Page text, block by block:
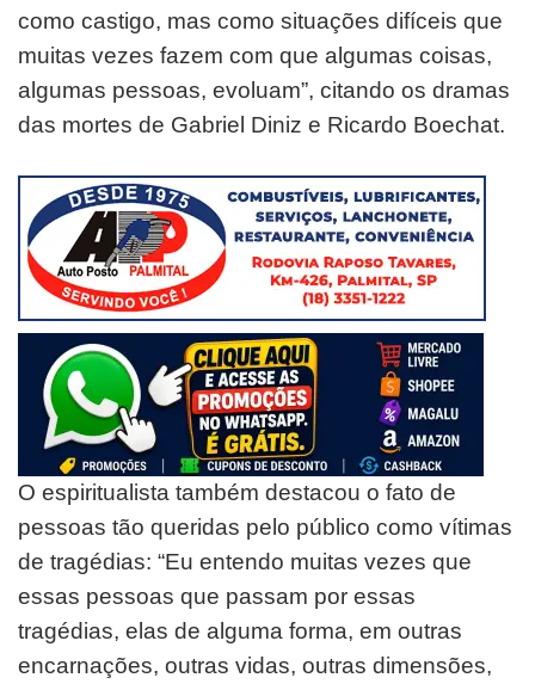
como castigo, mas como situações difíceis que
muitas vezes fazem com que algumas coisas,
algumas pessoas, evoluam”, citando os dramas
das mortes de Gabriel Diniz e Ricardo Boechat.
O espiritualista também destacou o fato de
pessoas tão queridas pelo público como vítimas
de tragédias: “Eu entendo muitas vezes que
essas pessoas que passam por essas
tragédias, elas de alguma forma, em outras
encarnações, outras vidas, outras dimensões,